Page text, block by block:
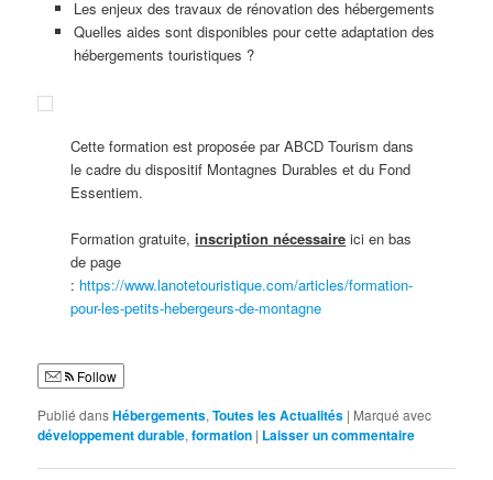
Les enjeux des travaux de rénovation des hébergements
Quelles aides sont disponibles pour cette adaptation des
hébergements touristiques ?
Cette formation est proposée par ABCD Tourism dans
le cadre du dispositif Montagnes Durables et du Fond
Essentiem.
Formation gratuite,inscription nécessaire ici en bas
de page
: https://www.lanotetouristique.com/articles/formation-
pour-les-petits-hebergeurs-de-montagne
Follow
Publié dansHébergements,Toutes les Actualités | Marqué avec
développement durable,formation | Laisser un commentaire